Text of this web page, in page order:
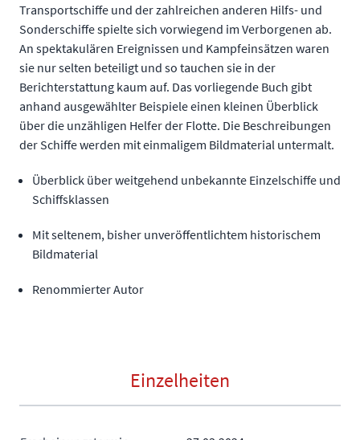
Transportschiffe und der zahlreichen anderen Hilfs- und
Sonderschiffe spielte sich vorwiegend im Verborgenen ab.
An spektakulären Ereignissen und Kampfeinsätzen waren
sie nur selten beteiligt und so tauchen sie in der
Berichterstattung kaum auf. Das vorliegende Buch gibt
anhand ausgewählter Beispiele einen kleinen Überblick
über die unzähligen Helfer der Flotte. Die Beschreibungen
der Schiffe werden mit einmaligem Bildmaterial untermalt.
Überblick über weitgehend unbekannte Einzelschiffe und
Schiffsklassen
Mit seltenem, bisher unveröffentlichtem historischem
Bildmaterial
Renommierter Autor
Einzelheiten